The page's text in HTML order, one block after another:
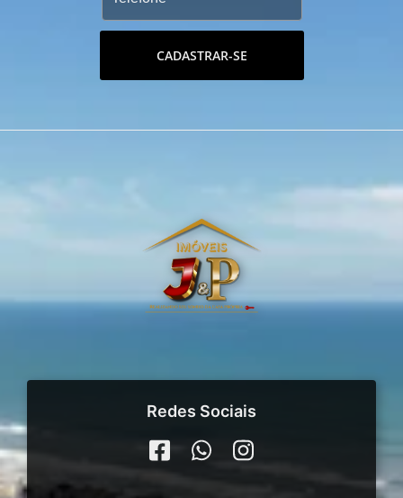
CADASTRAR-SE
Redes Sociais